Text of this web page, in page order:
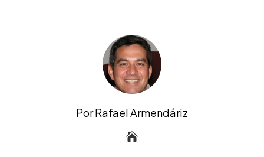
Por Rafael Armendáriz